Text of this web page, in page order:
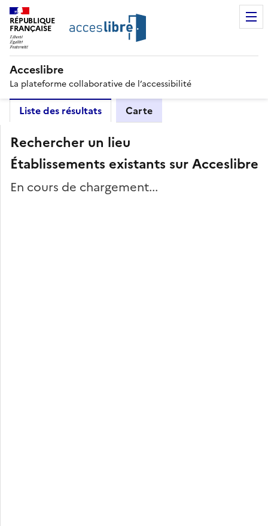
RÉPUBLIQUE
FRANÇAISE
Acceslibre
La plateforme collaborative de l’accessibilité
Liste des résultats Carte
Rechercher un lieu
Établissements existants sur Acceslibre
En cours de chargement...